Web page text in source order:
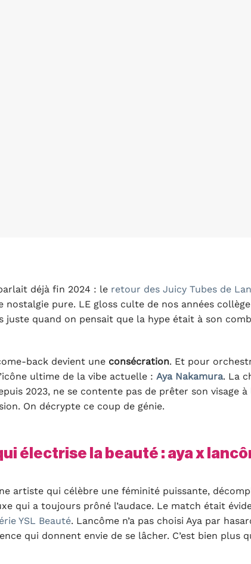
déjà fin 2024 : le retour des Juicy Tubes de
nostalgie pure. LE gloss culte de nos années
juste quand on pensait que la hype était à son
back devient une consécration. Et pour
ultime de la vibe actuelle : Aya Nakamura. La
2023, ne se contente pas de prêter son visage
On décrypte ce coup de génie.
électrise la beauté : aya x
artiste qui célèbre une féminité puissante,
qui a toujours prôné l’audace. Le match était
YSL Beauté. Lancôme n’a pas choisi Aya par
qui donnent envie de se lâcher. C’est bien plus